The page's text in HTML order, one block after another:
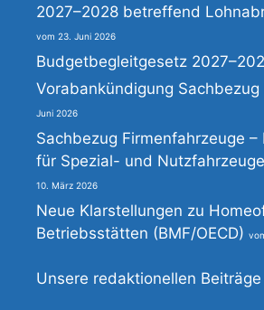
2027–2028 betreffend
23. Juni 2026
Budgetbegleitgesetz
Vorabankündigung Sachbezug
Juni 2026
Sachbezug Firmenfahrzeuge –
für Spezial- und
10. März 2026
Neue Klarstellungen zu
Betriebsstätten (BMF/OECD)
Unsere redaktionellen Beiträge